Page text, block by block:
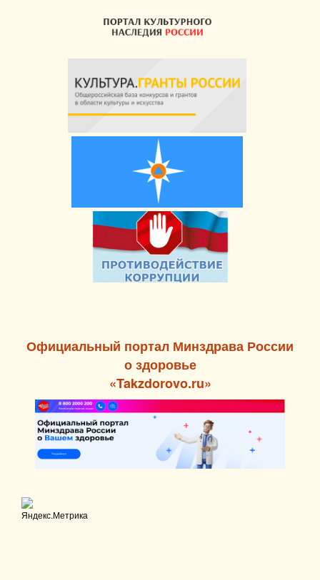
​Официальный портал Минздрава России
о здоровье
«Takzdorovo.ru»